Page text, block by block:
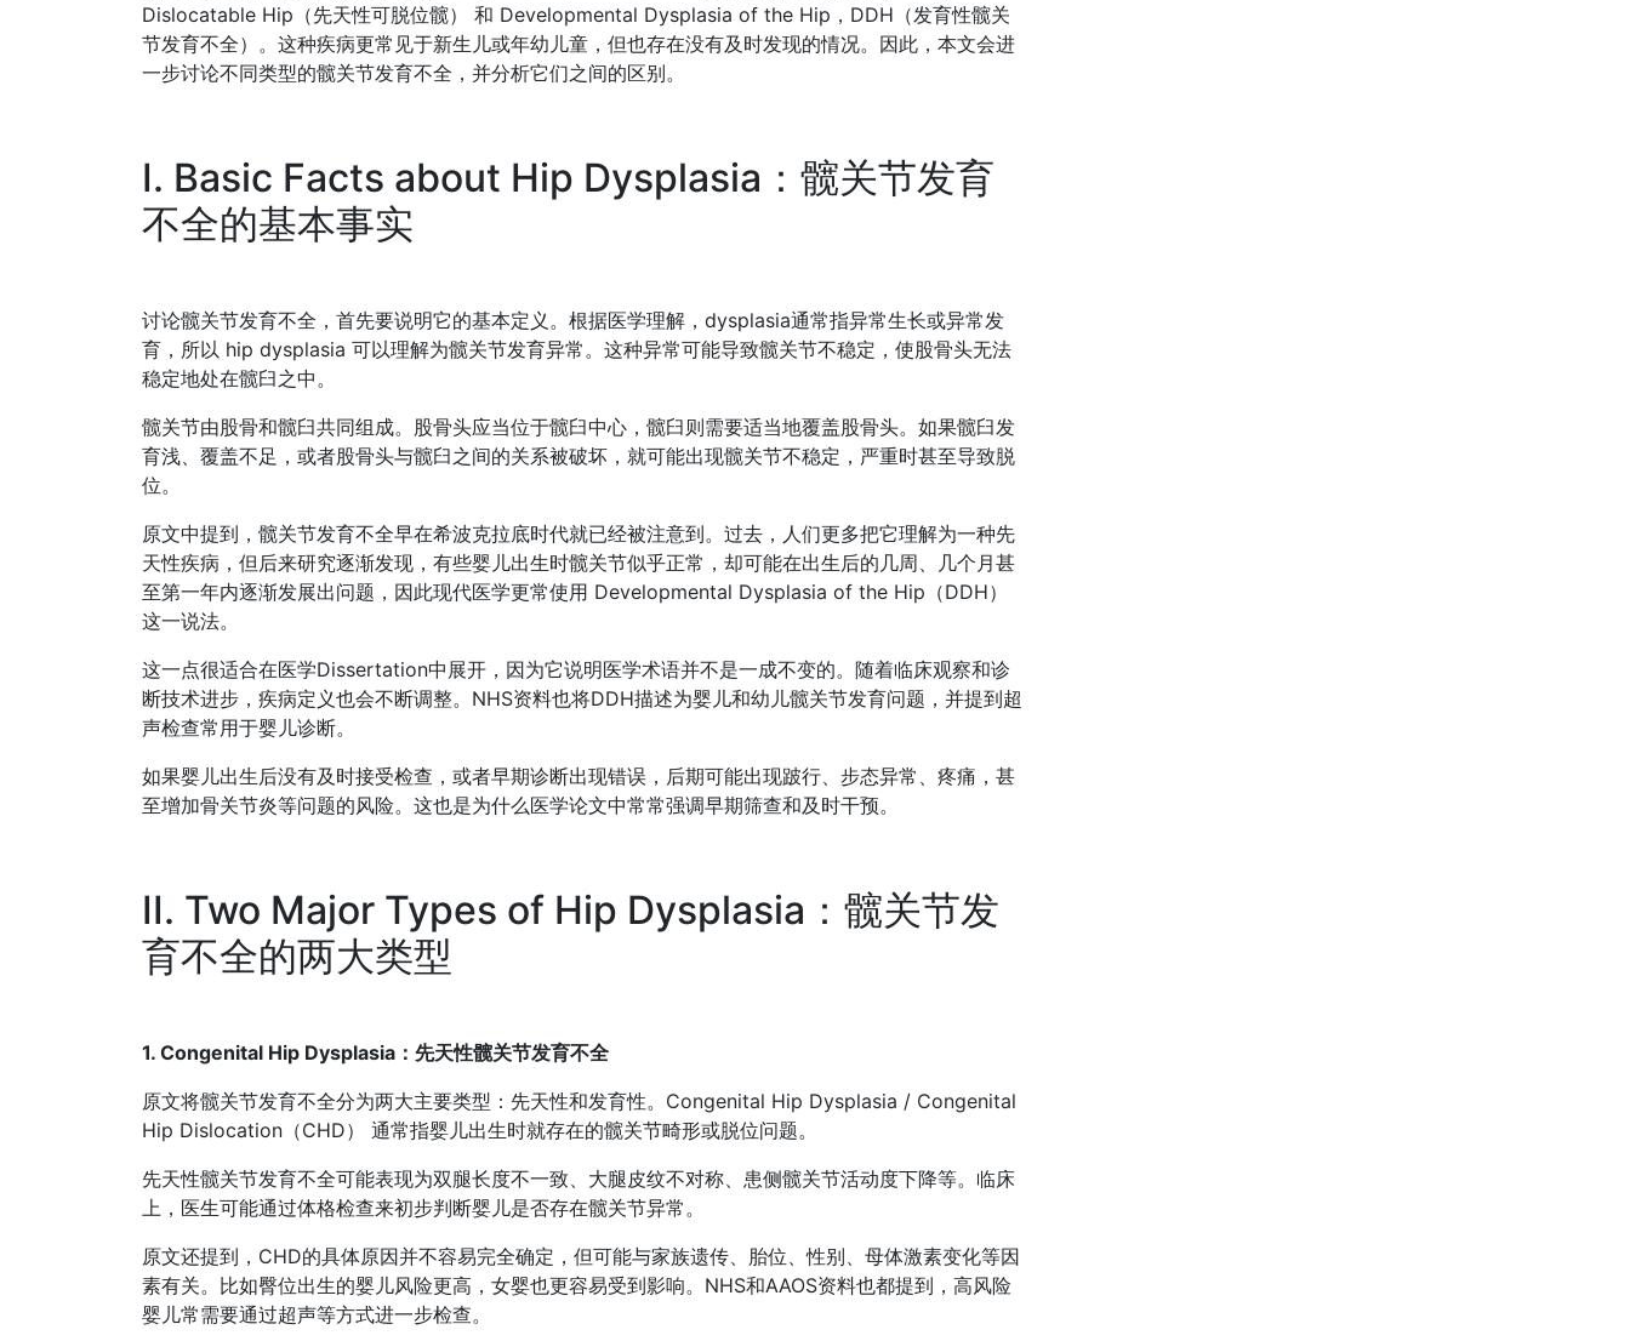
Dislocatable Hip（先天性可脱位髋） 和 Developmental Dysplasia of the Hip，DDH（发育性髋关
节发育不全）。这种疾病更常见于新生儿或年幼儿童，但也存在没有及时发现的情况。因此，本文会进
一步讨论不同类型的髋关节发育不全，并分析它们之间的区别。
I. Basic Facts about Hip Dysplasia：髋关节发育
不全的基本事实
讨论髋关节发育不全，首先要说明它的基本定义。根据医学理解，dysplasia通常指异常生长或异常发
育，所以 hip dysplasia 可以理解为髋关节发育异常。这种异常可能导致髋关节不稳定，使股骨头无法
稳定地处在髋臼之中。
髋关节由股骨和髋臼共同组成。股骨头应当位于髋臼中心，髋臼则需要适当地覆盖股骨头。如果髋臼发
育浅、覆盖不足，或者股骨头与髋臼之间的关系被破坏，就可能出现髋关节不稳定，严重时甚至导致脱
位。
原文中提到，髋关节发育不全早在希波克拉底时代就已经被注意到。过去，人们更多把它理解为一种先
天性疾病，但后来研究逐渐发现，有些婴儿出生时髋关节似乎正常，却可能在出生后的几周、几个月甚
至第一年内逐渐发展出问题，因此现代医学更常使用 Developmental Dysplasia of the Hip（DDH）
这一说法。
这一点很适合在医学Dissertation中展开，因为它说明医学术语并不是一成不变的。随着临床观察和诊
断技术进步，疾病定义也会不断调整。NHS资料也将DDH描述为婴儿和幼儿髋关节发育问题，并提到超
声检查常用于婴儿诊断。
如果婴儿出生后没有及时接受检查，或者早期诊断出现错误，后期可能出现跛行、步态异常、疼痛，甚
至增加骨关节炎等问题的风险。这也是为什么医学论文中常常强调早期筛查和及时干预。
II. Two Major Types of Hip Dysplasia：髋关节发
育不全的两大类型
1. Congenital Hip Dysplasia：先天性髋关节发育不全
原文将髋关节发育不全分为两大主要类型：先天性和发育性。Congenital Hip Dysplasia / Congenital
Hip Dislocation（CHD） 通常指婴儿出生时就存在的髋关节畸形或脱位问题。
先天性髋关节发育不全可能表现为双腿长度不一致、大腿皮纹不对称、患侧髋关节活动度下降等。临床
上，医生可能通过体格检查来初步判断婴儿是否存在髋关节异常。
原文还提到，CHD的具体原因并不容易完全确定，但可能与家族遗传、胎位、性别、母体激素变化等因
素有关。比如臀位出生的婴儿风险更高，女婴也更容易受到影响。NHS和AAOS资料也都提到，高风险
婴儿常需要通过超声等方式进一步检查。